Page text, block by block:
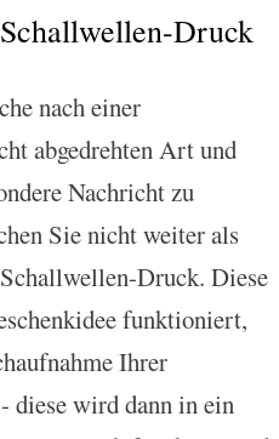
Druck
nach einer
abgedrehten Art und
Nachricht zu
Sie nicht weiter als
Druck. Diese
funktioniert,
Ihrer
diese wird dann in ein